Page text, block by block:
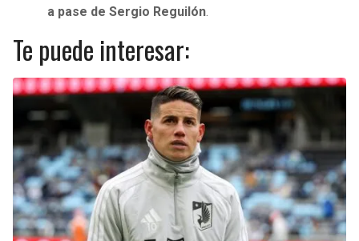
a pase de Sergio Reguilón
Te puede interesar: